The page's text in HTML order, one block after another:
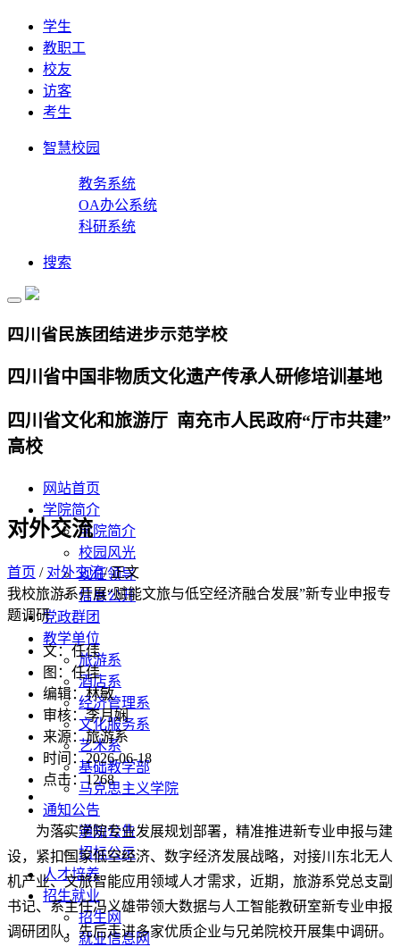
学生
教职工
校友
访客
考生
智慧校园
教务系统
OA办公系统
科研系统
搜索
四川省民族团结进步示范学校
四川省中国非物质文化遗产传承人研修培训基地
四川省文化和旅游厅 南充市人民政府“厅市共建”
高校
网站首页
学院简介
学院简介
校园风光
现任领导
信息公开
党政群团
教学单位
旅游系
酒店系
经济管理系
文化服务系
艺术系
基础教学部
马克思主义学院
通知公告
通知公告
招标公示
人才培养
招生就业
招生网
就业信息网
对外交流
首页 / 对外交流/ 正文
我校旅游系开展“赋能文旅与低空经济融合发展”新专业申报专
题调研
文：任佳
图：任佳
编辑：林敏
审核：李月娴
来源：旅游系
时间：2026-06-18
点击：1268
为落实学院专业发展规划部署，精准推进新专业申报与建
设，紧扣国家低空经济、数字经济发展战略，对接川东北无人
机产业、文旅智能应用领域人才需求，近期，旅游系党总支副
书记、系主任冯义雄带领大数据与人工智能教研室新专业申报
调研团队，先后走进多家优质企业与兄弟院校开展集中调研。